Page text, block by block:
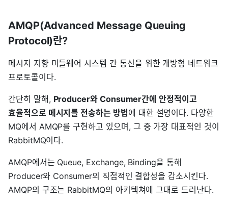
AMQP(Advanced Message Queuing
Protocol)란?
메시지 지향 미들웨어 시스템 간 통신을 위한 개방형 네트워크
프로토콜이다.
간단히 말해, Producer와 Consumer간에 안정적이고
효율적으로 메시지를 전송하는 방법에 대한 설명이다. 다양한
MQ에서 AMQP를 구현하고 있으며, 그 중 가장 대표적인 것이
RabbitMQ이다.
AMQP에서는 Queue, Exchange, Binding을 통해
Producer와 Consumer의 직접적인 결합성을 감소시킨다.
AMQP의 구조는 RabbitMQ의 아키텍쳐에 그대로 드러난다.